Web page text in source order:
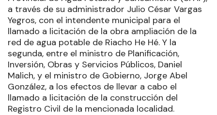
a través de su administrador Julio César Vargas
Yegros, con el intendente municipal para el
llamado a licitación de la obra ampliación de la
red de agua potable de Riacho He Hé. Y la
segunda, entre el ministro de Planificación,
Inversión, Obras y Servicios Públicos, Daniel
Malich, y el ministro de Gobierno, Jorge Abel
González, a los efectos de llevar a cabo el
llamado a licitación de la construcción del
Registro Civil de la mencionada localidad.